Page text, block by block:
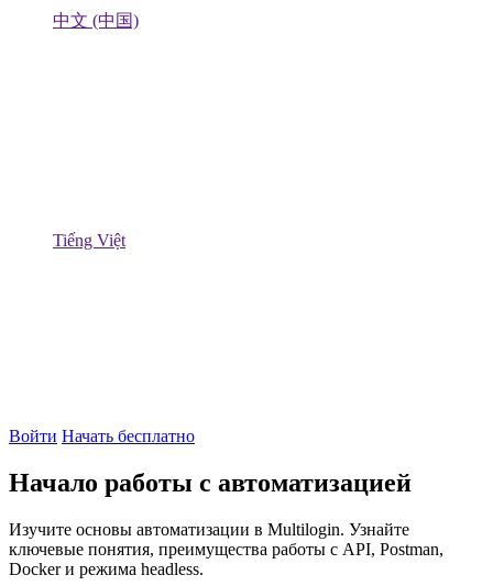
中文 (中国)
Tiếng Việt
Войти Начать бесплатно
Начало работы с автоматизацией
Изучите основы автоматизации в Multilogin. Узнайте
ключевые понятия, преимущества работы с API, Postman,
Docker и режима headless.